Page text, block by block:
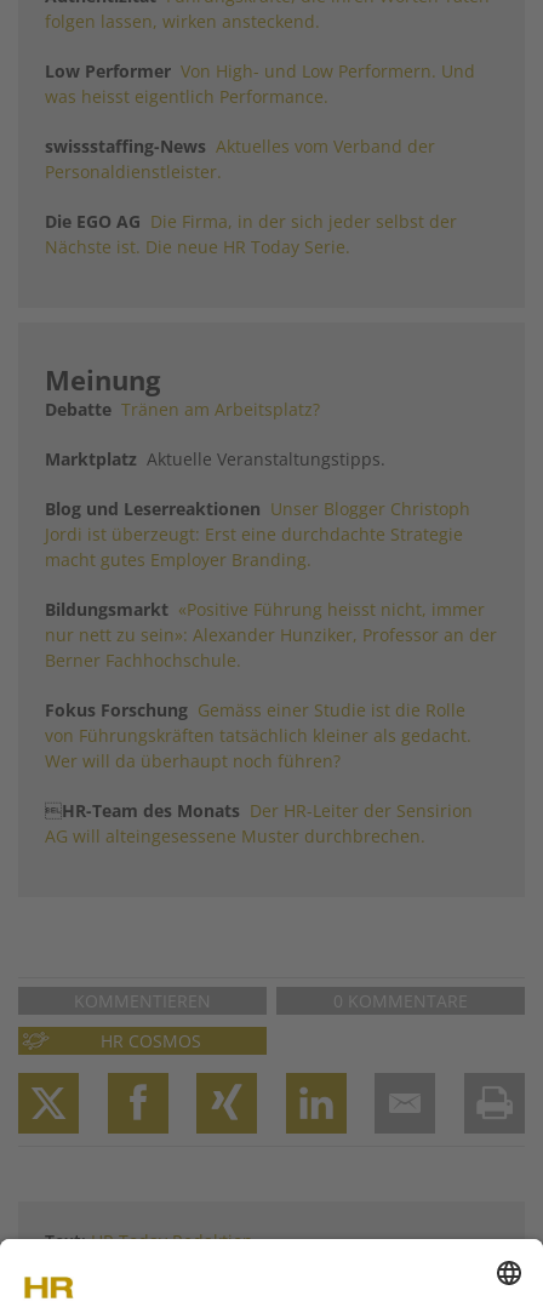
folgen lassen, wirken ansteckend.
Low Performer Von High- und Low Performern. Und
was heisst eigentlich Performance.
swissstaffing-News Aktuelles vom Verband der
Personaldienstleister.
Die EGO AG Die Firma, in der sich jeder selbst der
Nächste ist. Die neue HR Today Serie.
Meinung
Debatte Tränen am Arbeitsplatz?
Marktplatz Aktuelle Veranstaltungstipps.
Blog und Leserreaktionen Unser Blogger Christoph
Jordi ist überzeugt: Erst eine durchdachte Strategie
macht gutes Employer Branding.
Bildungsmarkt «Positive Führung heisst nicht, immer
nur nett zu sein»: Alexander Hunziker, Professor an der
Berner Fachhochschule.
Fokus Forschung Gemäss einer Studie ist die Rolle
von Führungskräften tatsächlich kleiner als gedacht.
Wer will da überhaupt noch führen?
HR-Team des Monats Der HR-Leiter der Sensirion
AG will alteingesessene Muster durchbrechen.
KOMMENTIEREN
0 KOMMENTARE
HR COSMOS
Text:HR Today Redaktion
Weitere Artikel von